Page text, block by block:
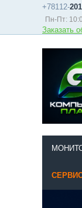
+78112-
Пн-Пт:
Заказать